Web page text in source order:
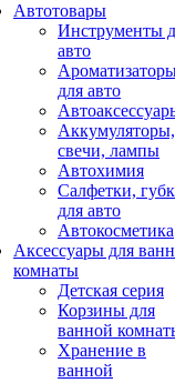
Автотовары
Инструменты
авто
для авто
Аккумуляторы,
свечи, лампы
Автохимия
Салфетки,
для авто
Автокосметика
Аксессуары для
комнаты
Детская серия
Корзины для
ванной
Хранение в
ванной